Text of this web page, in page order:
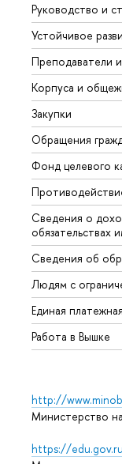
Руководство и
Устойчивое
Преподаватели
Корпуса и
Закупки
Обращения
Фонд целевого
Сведения о
обязательствах
Сведения об
Людям с
Единая
Работа в Вышке
http://
Министерство
https://